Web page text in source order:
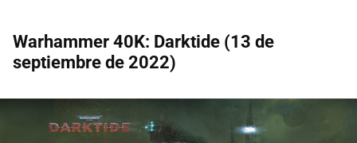
Warhammer 40K: Darktide (13 de
septiembre de 2022)